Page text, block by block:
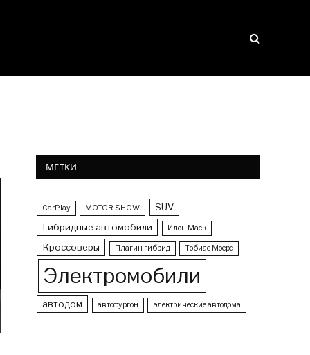
МЕТКИ
CarPlay MOTOR SHOW
SUV
Гибридные автомобили
Илон Маск
Кроссоверы Плагин гибрид Тобиас Моерс
Электромобили
автодом автофургон электрические автодома